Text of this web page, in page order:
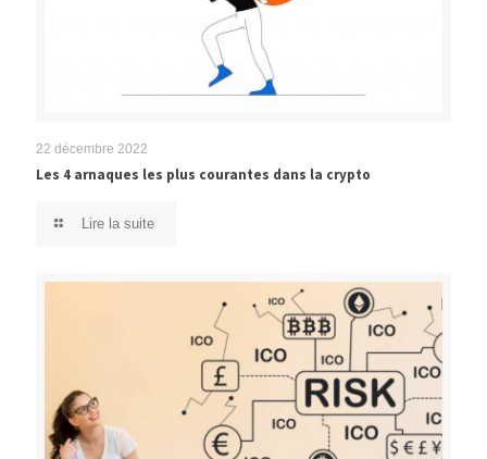
22 décembre 2022
Les 4 arnaques les plus courantes dans la crypto
Lire la suite